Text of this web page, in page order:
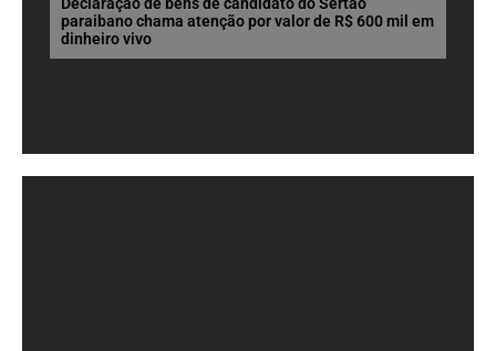
paraibano chama atenção por valor de R$ 600 mil em
dinheiro vivo